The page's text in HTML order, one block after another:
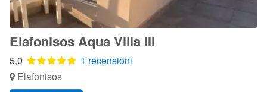
Elafonisos Aqua Villa III
5,0
1 recensioni
Elafonisos